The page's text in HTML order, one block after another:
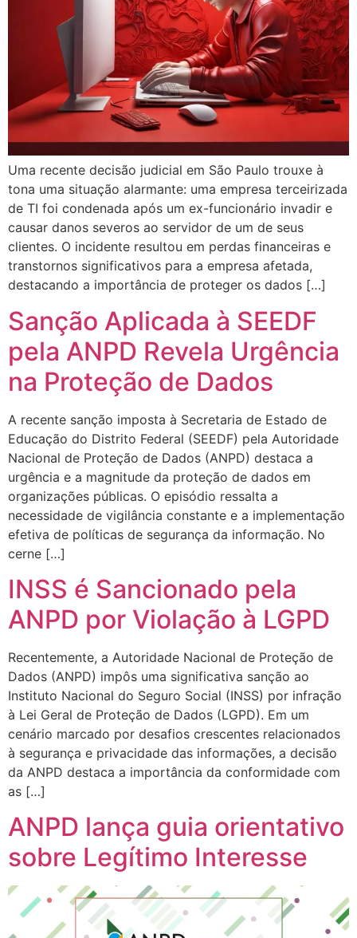
Uma recente decisão judicial em São Paulo trouxe à
tona uma situação alarmante: uma empresa terceirizada
de TI foi condenada após um ex-funcionário invadir e
causar danos severos ao servidor de um de seus
clientes. O incidente resultou em perdas financeiras e
transtornos significativos para a empresa afetada,
destacando a importância de proteger os dados […]
Sanção Aplicada à SEEDF
pela ANPD Revela Urgência
na Proteção de Dados
A recente sanção imposta à Secretaria de Estado de
Educação do Distrito Federal (SEEDF) pela Autoridade
Nacional de Proteção de Dados (ANPD) destaca a
urgência e a magnitude da proteção de dados em
organizações públicas. O episódio ressalta a
necessidade de vigilância constante e a implementação
efetiva de políticas de segurança da informação. No
cerne […]
INSS é Sancionado pela
ANPD por Violação à LGPD
Recentemente, a Autoridade Nacional de Proteção de
Dados (ANPD) impôs uma significativa sanção ao
Instituto Nacional do Seguro Social (INSS) por infração
à Lei Geral de Proteção de Dados (LGPD). Em um
cenário marcado por desafios crescentes relacionados
à segurança e privacidade das informações, a decisão
da ANPD destaca a importância da conformidade com
as […]
ANPD lança guia orientativo
sobre Legítimo Interesse